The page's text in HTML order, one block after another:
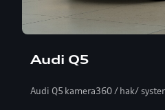
Audi Q5
Audi Q5 kamera360 / hak/